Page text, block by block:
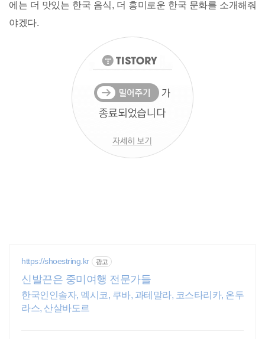
에는 더 맛있는 한국 음식, 더 흥미로운 한국 문화를 소개해줘
야겠다.
https://shoestring.kr 광고
신발끈은 중미여행 전문가들
한국인인솔자, 멕시코, 쿠바, 과테말라, 코스타리카, 온두
라스, 산살바도르